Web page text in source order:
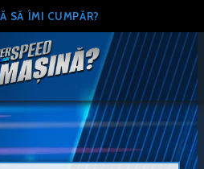
SĂ ÎMI CUMPĂR?